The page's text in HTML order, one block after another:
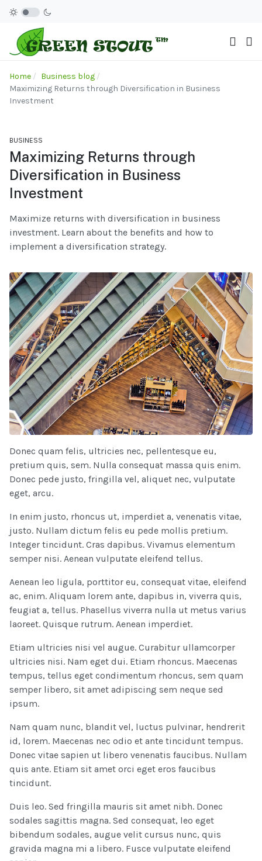
Home
Business blog
Maximizing Returns through Diversification in Business
Investment
BUSINESS
Maximizing Returns through
Diversification in Business
Investment
Maximize returns with diversification in business
investment. Learn about the benefits and how to
implement a diversification strategy.
Donec quam felis, ultricies nec, pellentesque eu,
pretium quis, sem. Nulla consequat massa quis enim.
Donec pede justo, fringilla vel, aliquet nec, vulputate
eget, arcu.
In enim justo, rhoncus ut, imperdiet a, venenatis vitae,
justo. Nullam dictum felis eu pede mollis pretium.
Integer tincidunt. Cras dapibus. Vivamus elementum
semper nisi. Aenean vulputate eleifend tellus.
Aenean leo ligula, porttitor eu, consequat vitae, eleifend
ac, enim. Aliquam lorem ante, dapibus in, viverra quis,
feugiat a, tellus. Phasellus viverra nulla ut metus varius
laoreet. Quisque rutrum. Aenean imperdiet.
Etiam ultricies nisi vel augue. Curabitur ullamcorper
ultricies nisi. Nam eget dui. Etiam rhoncus. Maecenas
tempus, tellus eget condimentum rhoncus, sem quam
semper libero, sit amet adipiscing sem neque sed
ipsum.
Nam quam nunc, blandit vel, luctus pulvinar, hendrerit
id, lorem. Maecenas nec odio et ante tincidunt tempus.
Donec vitae sapien ut libero venenatis faucibus. Nullam
quis ante. Etiam sit amet orci eget eros faucibus
tincidunt.
Duis leo. Sed fringilla mauris sit amet nibh. Donec
sodales sagittis magna. Sed consequat, leo eget
bibendum sodales, augue velit cursus nunc, quis
gravida magna mi a libero. Fusce vulputate eleifend